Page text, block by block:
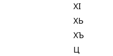
ХI
ХЬ
ХЪ
Ц